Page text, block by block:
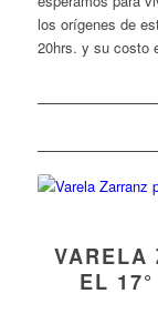
los orígenes de
20hrs. y su costo
VARELA
EL